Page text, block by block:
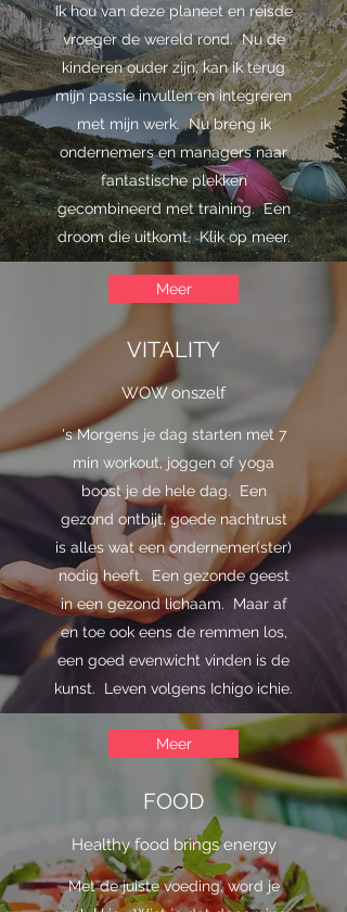
Ik hou van deze planeet en reisde
vroeger de wereld rond. Nu de
kinderen ouder zijn, kan ik terug
mijn passie invullen en integreren
met mijn werk. Nu breng ik
ondernemers en managers naar
fantastische plekken
gecombineerd met training. Een
droom die uitkomt. Klik op meer.
VITALITY
WOW onszelf
's Morgens je dag starten met 7
min workout, joggen of yoga
boost je de hele dag. Een
gezond ontbijt, goede nachtrust
is alles wat een ondernemer(ster)
nodig heeft. Een gezonde geest
in een gezond lichaam. Maar af
en toe ook eens de remmen los,
een goed evenwicht vinden is de
kunst. Leven volgens Ichigo ichie.
Meer
FOOD
Healthy food brings energy
Met de juiste voeding, word je
Meer